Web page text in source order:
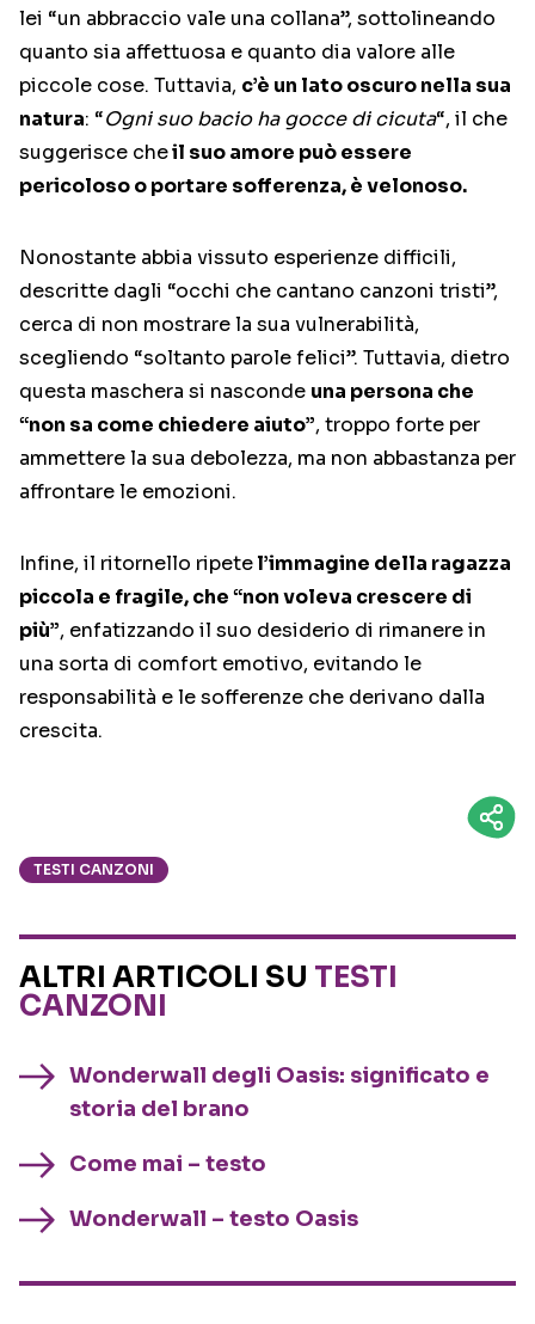
lei “un abbraccio vale una collana”, sottolineando
quanto sia affettuosa e quanto dia valore alle
piccole cose. Tuttavia, c’è un lato oscuro nella sua
natura: “Ogni suo bacio ha gocce di cicuta“, il che
suggerisce cheil suo amore può essere
pericoloso o portare sofferenza, è velonoso.
Nonostante abbia vissuto esperienze difficili,
descritte dagli “occhi che cantano canzoni tristi”,
cerca di non mostrare la sua vulnerabilità,
scegliendo “soltanto parole felici”. Tuttavia, dietro
questa maschera si nasconde una persona che
“non sa come chiedere aiuto”, troppo forte per
ammettere la sua debolezza, ma non abbastanza per
affrontare le emozioni.
Infine, il ritornello ripetel’immagine della ragazza
piccola e fragile, che “non voleva crescere di
più”, enfatizzando il suo desiderio di rimanere in
una sorta di comfort emotivo, evitando le
responsabilità e le sofferenze che derivano dalla
crescita.
TESTI CANZONI
ALTRI ARTICOLI SU TESTI
CANZONI
Wonderwall degli Oasis: significato e
storia del brano
Come mai – testo
Wonderwall – testo Oasis